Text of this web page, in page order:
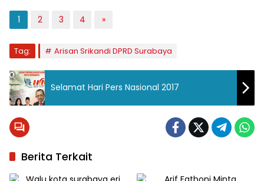
1 2 3 4 »
Tag: Arisan Srikandi DPRD Surabaya
Selamat Hari Pers Nasional 2017
Berita Terkait